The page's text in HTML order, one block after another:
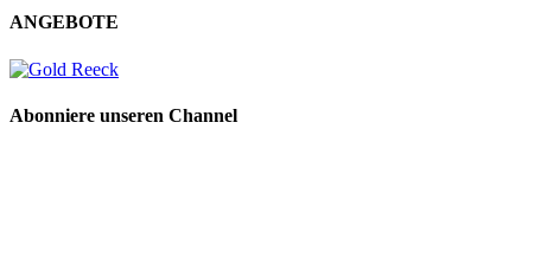
ANGEBOTE
Abonniere unseren Channel